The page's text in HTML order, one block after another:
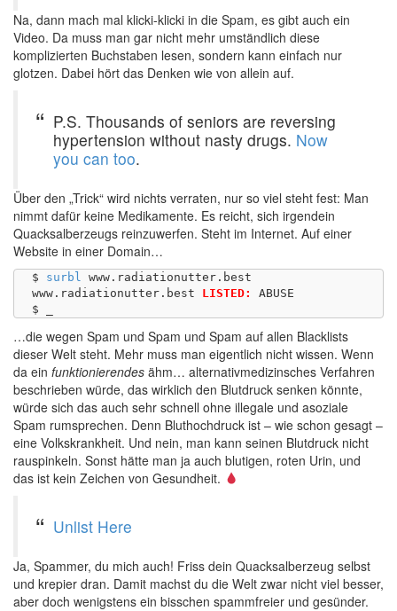
Na, dann mach mal klicki-klicki in die Spam, es gibt auch ein
Video. Da muss man gar nicht mehr umständlich diese
komplizierten Buchstaben lesen, sondern kann einfach nur
glotzen. Dabei hört das Denken wie von allein auf.
P.S. Thousands of seniors are reversing
hypertension without nasty drugs. Now
you can too.
Über den „Trick“ wird nichts verraten, nur so viel steht fest: Man
nimmt dafür keine Medikamente. Es reicht, sich irgendein
Quacksalberzeugs reinzuwerfen. Steht im Internet. Auf einer
Website in einer Domain…
$ surbl www.radiationutter.best
LISTED:
ABUSE
…die wegen Spam und Spam und Spam auf allen Blacklists
dieser Welt steht. Mehr muss man eigentlich nicht wissen. Wenn
da ein funktionierendes ähm… alternativmedizinsches Verfahren
beschrieben würde, das wirklich den Blutdruck senken könnte,
würde sich das auch sehr schnell ohne illegale und asoziale
Spam rumsprechen. Denn Bluthochdruck ist – wie schon gesagt –
eine Volkskrankheit. Und nein, man kann seinen Blutdruck nicht
rauspinkeln. Sonst hätte man ja auch blutigen, roten Urin, und
das ist kein Zeichen von Gesundheit.
Unlist Here
Ja, Spammer, du mich auch! Friss dein Quacksalberzeug selbst
und krepier dran. Damit machst du die Welt zwar nicht viel besser,
aber doch wenigstens ein bisschen spammfreier und gesünder.